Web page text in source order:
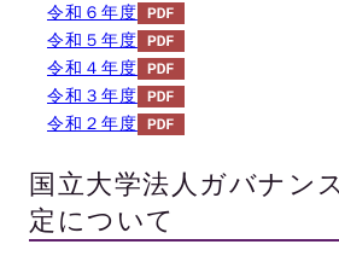
令和６年度
令和５年度
令和４年度
令和３年度
令和２年度
国立大学法人ガバナン
定について